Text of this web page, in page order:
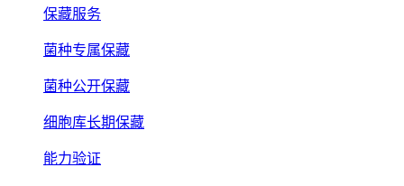
保藏服务
菌种专属保藏
菌种公开保藏
细胞库长期保藏
能力验证